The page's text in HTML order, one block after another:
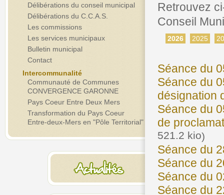
Délibérations du conseil municipal
Délibérations du C.C.A.S.
Les commissions
Les services municipaux
Bulletin municipal
Contact
Intercommunalité
Communauté de Communes
CONVERGENCE GARONNE
Pays Coeur Entre Deux Mers
Transformation du Pays Coeur
Entre-deux-Mers en "Pôle Territorial"
Retrouvez
Conseil
2026 2025
Séance du
Séance du
désignation
Séance du
de
521.2 kio)
Séance du
Séance du
Séance du
Séance du